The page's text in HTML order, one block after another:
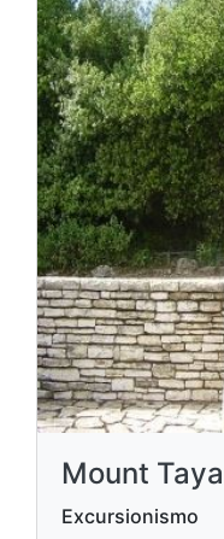
Mount
Excursionismo